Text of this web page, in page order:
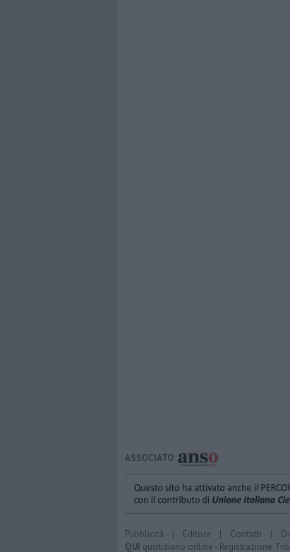
ASSOCIATO
Pubblicità | Editore | Contatti |
QUI quotidiano online - Registrazione